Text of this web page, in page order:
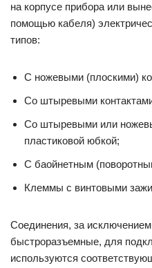
на корпусе прибора или
помощью кабеля)
типов:
С ножевыми (плоскими)
Со штыревыми
Со штыревыми или
пластиковой юбкой;
С баойнетным
Клеммы с винтовыми
Соединения, за
быстроразъемные, для
используются